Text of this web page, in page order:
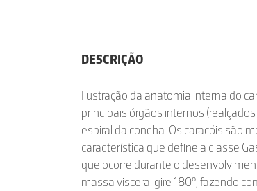
DESCRIÇÃO
Ilustração da anatomia interna do
principais órgãos internos
espiral da concha. Os caracóis são
característica que define a classe
que ocorre durante o
massa visceral gire 180°, fazendo